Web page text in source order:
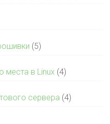
(5)
места в Linux (4)
сервера (4)